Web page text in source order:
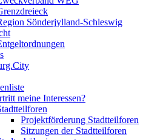
Sönderjylland-Schleswig
meine Interessen?
Projektförderung Stadtteilforen
Sitzungen der Stadtteilforen